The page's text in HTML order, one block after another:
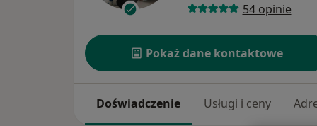
54 opinie
Pokaż dane kontaktowe
Doświadczenie Usługi i ceny